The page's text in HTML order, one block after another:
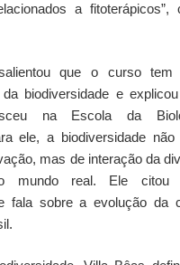
a fitoterápicos”,
que o curso
biodiversidade e
na Escola da
ele, a biodiversidade
mas de interação da
mundo real. Ele citou
fala sobre a evolução da